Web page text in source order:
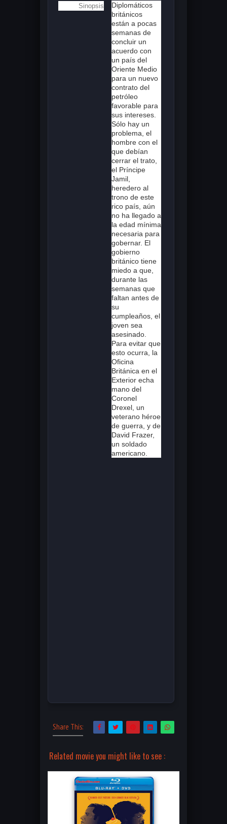
Sinopsis
Diplomáticos
británicos
están a pocas
semanas de
concluir un
acuerdo con
un país del
Oriente Medio
para un nuevo
contrato del
petróleo
favorable para
sus intereses.
Sólo hay un
problema, el
hombre con el
que debían
cerrar el trato,
el Príncipe
Jamil,
heredero al
trono de este
rico país, aún
no ha llegado a
la edad mínima
necesaria para
gobernar. El
gobierno
británico tiene
miedo a que,
durante las
semanas que
faltan antes de
su
cumpleaños, el
joven sea
asesinado.
Para evitar que
esto ocurra, la
Oficina
Británica en el
Exterior echa
mano del
Coronel
Drexel, un
veterano héroe
de guerra, y de
David Frazer,
un soldado
americano.
Share This:
Related movie you might like to see :